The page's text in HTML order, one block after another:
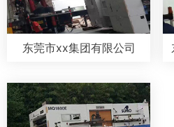
东莞市xx集团有限公司